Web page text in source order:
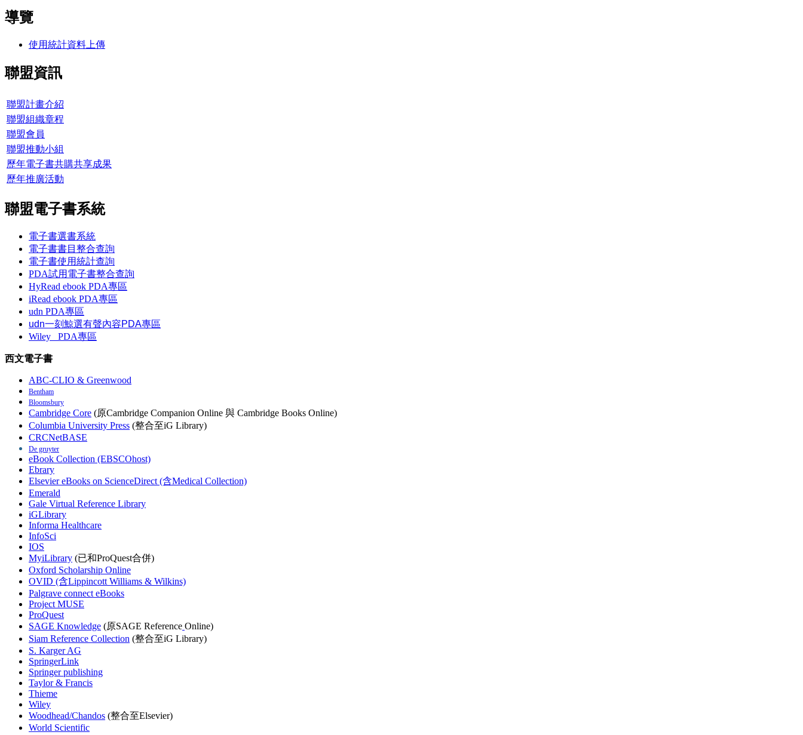
導覽
使用統計資料上傳
聯盟資訊
聯盟計畫介紹
聯盟組織章程
聯盟會員
聯盟推動小組
歷年電子書共購共享成果
歷年推廣活動
聯盟電子書系統
電子書選書系統
電子書書目整合查詢
電子書使用統計查詢
PDA試用電子書整合查詢
HyRead ebook PDA專區
iRead ebook PDA專區
udn PDA專區
udn一刻鯨選有聲內容PDA專區
Wiley
PDA專區
西文電子書
ABC-CLIO & Greenwood
Bentham
Bloomsbury
Cambridge Core (原Cambridge Companion Online 與 Cambridge Books Online)
Columbia University Press (整合至iG Library)
CRCNetBASE
De gruyter
eBook Collection (EBSCOhost)
Ebrary
Elsevier eBooks on ScienceDirect (含Medical Collection)
Emerald
Gale Virtual Reference Library
iGLibrary
Informa Healthcare
InfoSci
IOS
MyiLibrary (已和ProQuest合併)
Oxford Scholarship Online
OVID (含Lippincott Williams & Wilkins)
Palgrave connect eBooks
Project MUSE
ProQuest
SAGE Knowledge (原SAGE Reference Online)
Siam Reference Collection (整合至iG Library)
S. Karger AG
SpringerLink
Springer publishing
Taylor & Francis
Thieme
Wiley
Woodhead/Chandos (整合至Elsevier)
World Scientific